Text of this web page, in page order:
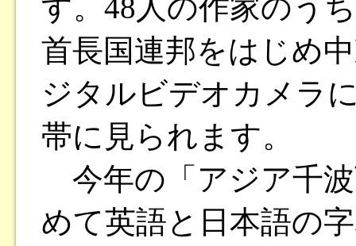
す。48人の作家のう
首長国連邦をはじめ
ジタルビデオカメラ
帯に見られます。
今年の「アジア千
めて英語と日本語の